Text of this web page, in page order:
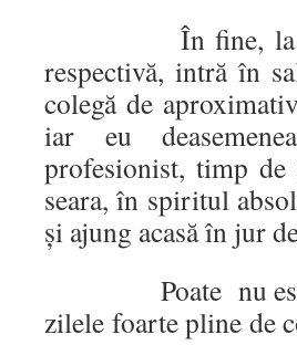
În fine, la un
respectivă, intră în
colegă de
iar eu
profesionist, timp
seara, în spiritul
şi ajung acasă în jur
Poate nu este
zilele foarte pline de